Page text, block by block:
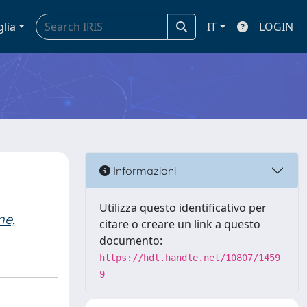
IT LOGIN
Informazioni
Utilizza questo identificativo per
citare o creare un link a questo
documento:
https://hdl.handle.net/10807/1459
9